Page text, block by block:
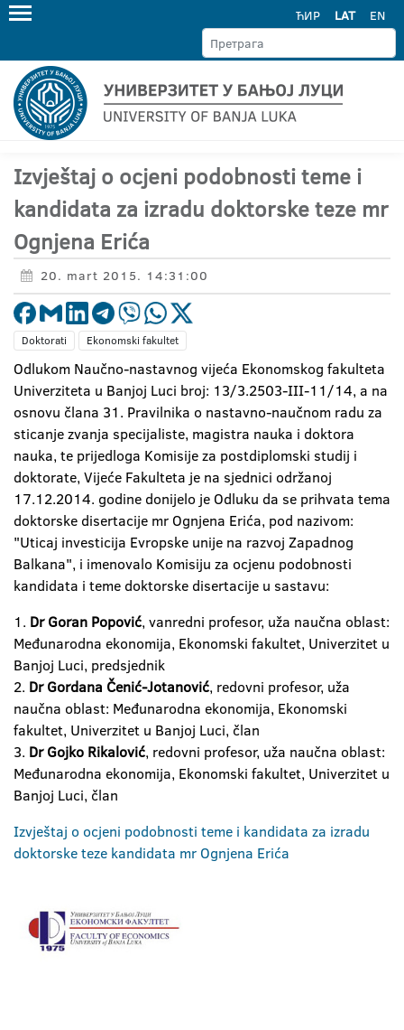
ЋИР LAT EN
Izvještaj o ocjeni podobnosti teme i
kandidata za izradu doktorske teze mr
Ognjena Erića
20. mart 2015. 14:31:00
Doktorati Ekonomski fakultet
Odlukom Naučno-nastavnog vijeća Ekonomskog fakulteta
Univerziteta u Banjoj Luci broj: 13/3.2503-III-11/14, a na
osnovu člana 31. Pravilnika o nastavno-naučnom radu za
sticanje zvanja specijaliste, magistra nauka i doktora
nauka, te prijedloga Komisije za postdiplomski studij i
doktorate, Vijeće Fakulteta je na sjednici održanoj
17.12.2014. godine donijelo je Odluku da se prihvata tema
doktorske disertacije mr Ognjena Erića, pod nazivom:
"Uticaj investicija Evropske unije na razvoj Zapadnog
Balkana", i imenovalo Komisiju za ocjenu podobnosti
kandidata i teme doktorske disertacije u sastavu:
1. Dr Goran Popović, vanredni profesor, uža naučna oblast:
Međunarodna ekonomija, Ekonomski fakultet, Univerzitet u
Banjoj Luci, predsjednik
2. Dr Gordana Čenić-Jotanović, redovni profesor, uža
naučna oblast: Međunarodna ekonomija, Ekonomski
fakultet, Univerzitet u Banjoj Luci, član
3. Dr Gojko Rikalović, redovni profesor, uža naučna oblast:
Međunarodna ekonomija, Ekonomski fakultet, Univerzitet u
Banjoj Luci, član
Izvještaj o ocjeni podobnosti teme i kandidata za izradu
doktorske teze kandidata mr Ognjena Erića